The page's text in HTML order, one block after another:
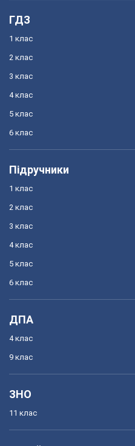
ГДЗ
1 клас
2 клас
3 клас
4 клас
5 клас
6 клас
Підручники
1 клас
2 клас
3 клас
4 клас
5 клас
6 клас
ДПА
4 клас
9 клас
ЗНО
11 клас